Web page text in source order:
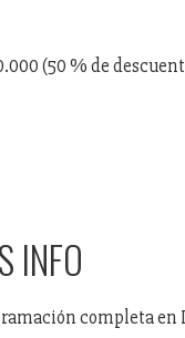
(50 % de
INFO
completa